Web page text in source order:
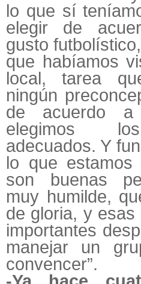
lo que sí
elegir de
gusto
que habíamos
local, tarea
ningún
de acuerdo a
elegimos
adecuados. Y
lo que
son buenas
muy humilde,
de gloria, y
importantes
manejar un
convencer”.